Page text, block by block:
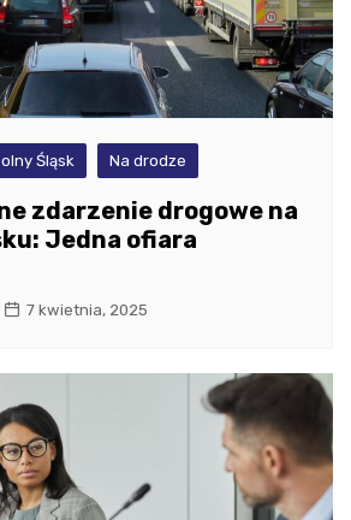
Śląsk Na drodze
zdarzenie drogowe na
Jedna ofiara
7 kwietnia, 2025